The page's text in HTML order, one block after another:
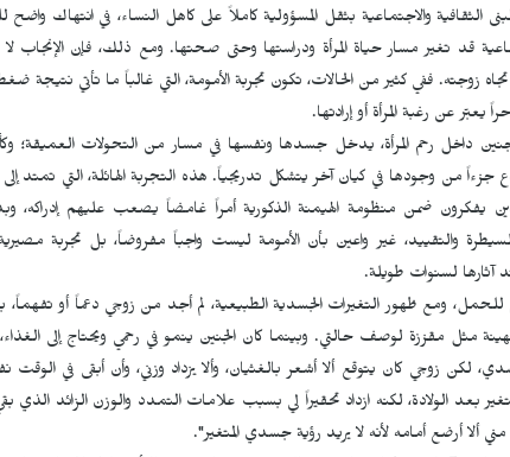
والاجتماعية بثقل المسؤولية كاملاً على كاهل النساء، في انتهاك واضح
قد تغير مسار حياة المرأة ودراستها وحتى صحتها. ومع ذلك، فإن الإنجاب
زوجته. ففي كثير من الحالات، تكون تجربة الأمومة، التي غالباً ما تأتي نتيجة ضغط
يعبّر عن رغبة المرأة أو إرادتها.
داخل رحم المرأة، يدخل جسدها ونفسها في مسار من التحولات العميقة؛
من وجودها في كيان آخر يتشكل تدريجياً. هذه التجربة الهائلة، التي تمتد إلى
يفكرون ضمن منظومة الهيمنة الذكورية أمراً غامضاً يصعب عليهم إدراكه،
والتقييد، غير واعين بأن الأمومة ليست واجباً مفروضاً، بل تجربة
لسنوات طويلة.
للحمل، ومع ظهور التغيرات الجسدية الطبيعية، لم أجد من زوجي دعماً أو تفهماً،
مثل مقززة لوصف حالتي. وبينما كان الجنين ينمو في رحمي ويحتاج إلى
لكن زوجي كان يتوقع ألا أشعر بالغثيان، وألا يزداد وزني، وأن أبقى في الوقت
بعد الولادة، لكنه ازداد تحقيراً لي بسبب علامات التمدد والوزن الزائد
ألا أرضع أمامه لأنه لا يريد رؤية جسدي المتغير".